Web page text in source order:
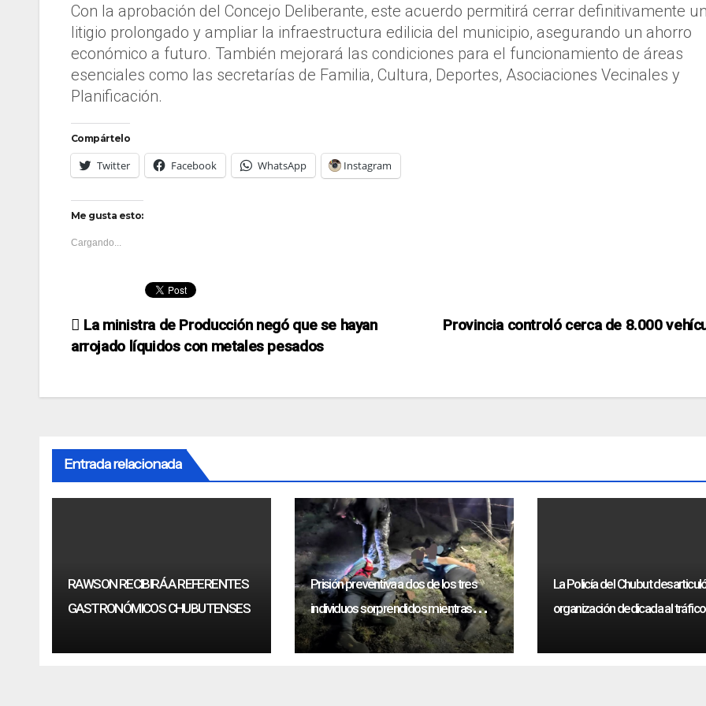
Con la aprobación del Concejo Deliberante, este acuerdo permitirá cerrar definitivamente un
litigio prolongado y ampliar la infraestructura edilicia del municipio, asegurando un ahorro
económico a futuro. También mejorará las condiciones para el funcionamiento de áreas
esenciales como las secretarías de Familia, Cultura, Deportes, Asociaciones Vecinales y
Planificación.
Compártelo
Twitter Facebook WhatsApp Instagram
Me gusta esto:
Cargando...
Navegación
de
entradas
Provincia controló cerca de 8.000
La ministra de Producción negó que se hayan
arrojado líquidos con metales pesados
Entrada relacionada
RAWSON RECIBIRÁ A REFERENTES
GASTRONÓMICOS CHUBUTENSES
Prisión preventiva a dos de los tres
individuos sorprendidos mientras
robaban ovinos.
La Policía del Chubut
organización dedicada al